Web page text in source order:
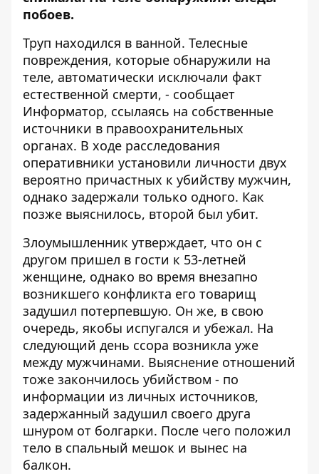
побоев.
Труп находился в ванной. Телесные
повреждения, которые обнаружили на
теле, автоматически исключали факт
естественной смерти, - сообщает
Информатор, ссылаясь на собственные
источники в правоохранительных
органах. В ходе расследования
оперативники установили личности двух
вероятно причастных к убийству мужчин,
однако задержали только одного. Как
позже выяснилось, второй был убит.
Злоумышленник утверждает, что он с
другом пришел в гости к 53-летней
женщине, однако во время внезапно
возникшего конфликта его товарищ
задушил потерпевшую. Он же, в свою
очередь, якобы испугался и убежал. На
следующий день ссора возникла уже
между мужчинами. Выяснение отношений
тоже закончилось убийством - по
информации из личных источников,
задержанный задушил своего друга
шнуром от болгарки. После чего положил
тело в спальный мешок и вынес на
балкон.